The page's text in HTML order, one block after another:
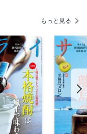
がたり
の妙～
、医師）
もっと見る